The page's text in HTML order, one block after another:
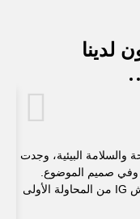
لدينا
والسلامة البيئية، وجدت
وفي صميم الموضوع.
وبفضل كاريزما، نجحت في اجتياز اختبار نيبوش IG من المحاولة الأولى